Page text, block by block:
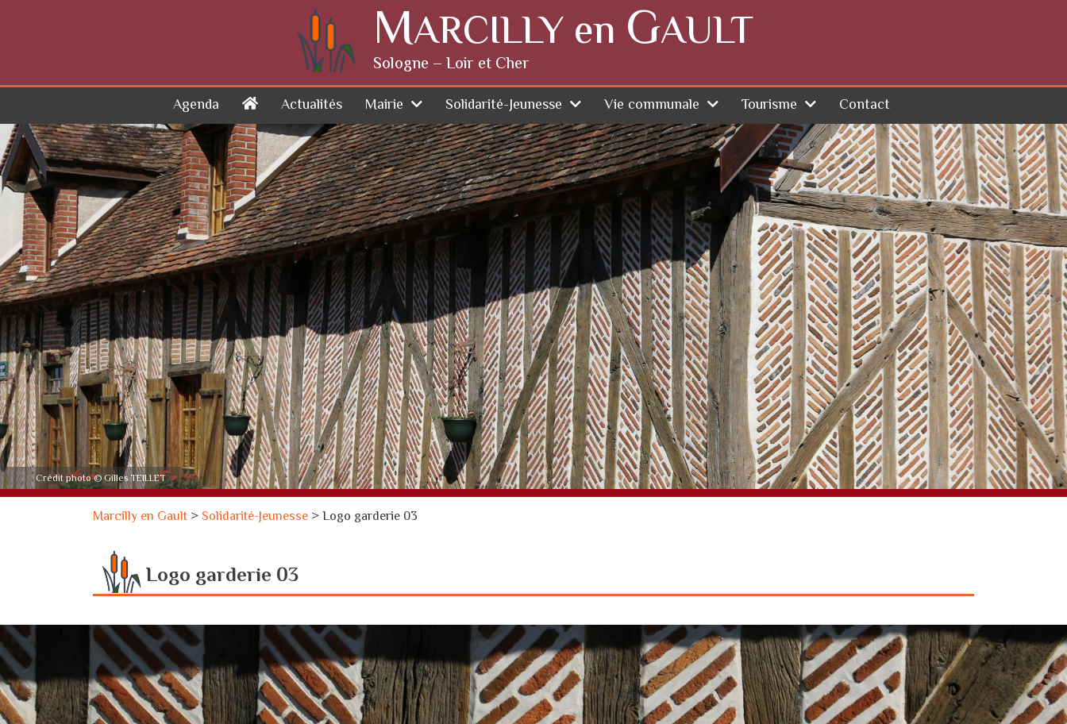
MARCILLY en GAULT
Sologne – Loir et Cher
Agenda Actualités Mairie Solidarité-Jeunesse Vie communale Tourisme Contact
Crédit photo © Gilles TEILLET
Marcilly en Gault > Solidarité-Jeunesse >Logo garderie 03
Logo garderie 03